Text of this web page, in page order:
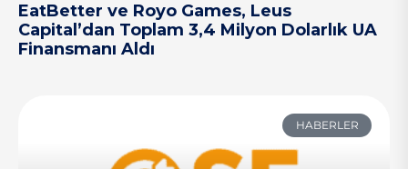
EatBetter ve Royo Games, Leus
Capital’dan Toplam 3,4 Milyon Dolarlık UA
Finansmanı Aldı
HABERLER